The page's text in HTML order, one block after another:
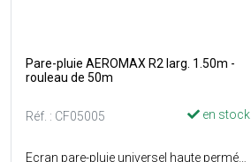
Pare-pluie AEROMAX R2 larg. 1.50m -
rouleau de 50m
Réf. : CF05005 en stock